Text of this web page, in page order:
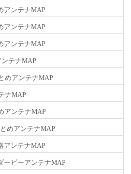
アンテナMAP
アンテナMAP
アンテナMAP
テナMAP
めアンテナMAP
ナMAP
アンテナMAP
めアンテナMAP
アンテナMAP
ビーアンテナMAP